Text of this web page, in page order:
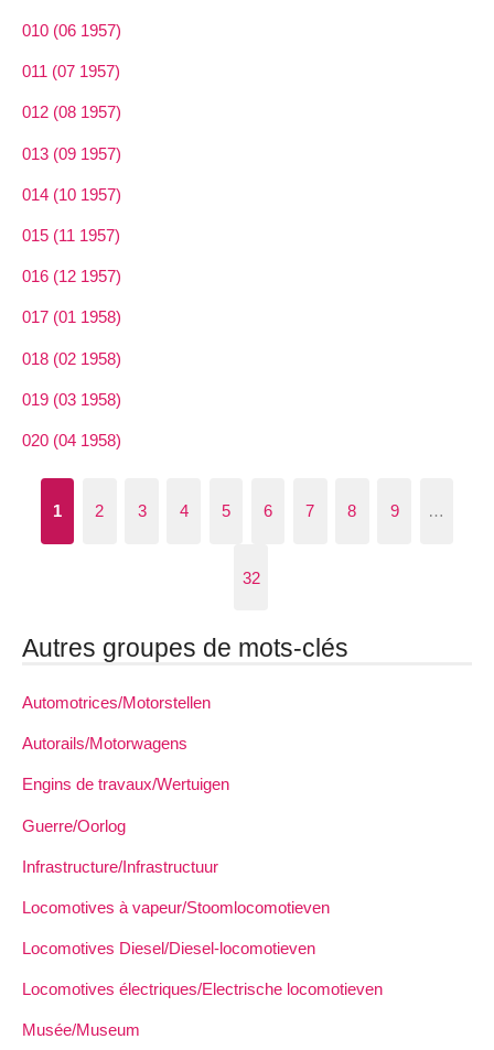
010 (06 1957)
011 (07 1957)
012 (08 1957)
013 (09 1957)
014 (10 1957)
015 (11 1957)
016 (12 1957)
017 (01 1958)
018 (02 1958)
019 (03 1958)
020 (04 1958)
1 2 3 4 5 6 7 8 9 …
32
Autres groupes de mots-clés
Automotrices/Motorstellen
Autorails/Motorwagens
Engins de travaux/Wertuigen
Guerre/Oorlog
Infrastructure/Infrastructuur
Locomotives à vapeur/Stoomlocomotieven
Locomotives Diesel/Diesel-locomotieven
Locomotives électriques/Electrische locomotieven
Musée/Museum